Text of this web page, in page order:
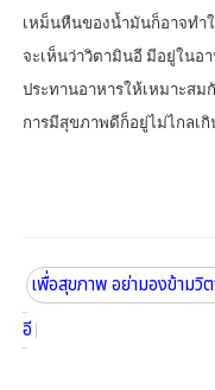
เหม็นหืนของน้ำมันก็อาจทำ
จะเห็นว่าวิตามินอี มีอยู่ในอ
ประทานอาหารให้เหมาะสม
การมีสุขภาพดีก็อยู่ไม่ไกลเกิน
เพื่อสุขภาพ อย่ามองข้ามวิ
อี